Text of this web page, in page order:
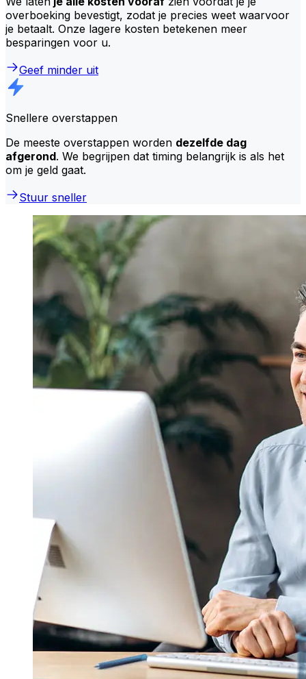
overboeking bevestigt, zodat je precies weet waarvoor
je betaalt. Onze lagere kosten betekenen meer
besparingen voor u.
Geef minder uit
Snellere overstappen
De meeste overstappen worden dezelfde dag
afgerond. We begrijpen dat timing belangrijk is als het
om je geld gaat.
Stuur sneller